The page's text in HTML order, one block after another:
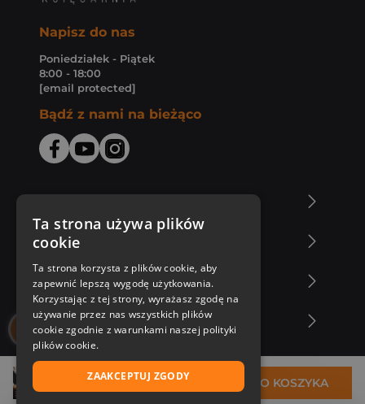
39,99 zł DO KOSZYKA
Napisz do nas
Poniedziałek - Piątek
8:00 - 18:00
[email protected]
Bądź z nami na bieżąco
Zakupy u nas
Nasza oferta
Nasi autorzy
Ta strona używa plików
cookie
Ta strona korzysta z plików cookie, aby
zapewnić lepszą wygodę użytkowania.
Korzystając z tej strony, wyrażasz zgodę na
używanie przez nas wszystkich plików
cookie zgodnie z warunkami naszej polityki
plików cookie.
ZAAKCEPTUJ ZGODY